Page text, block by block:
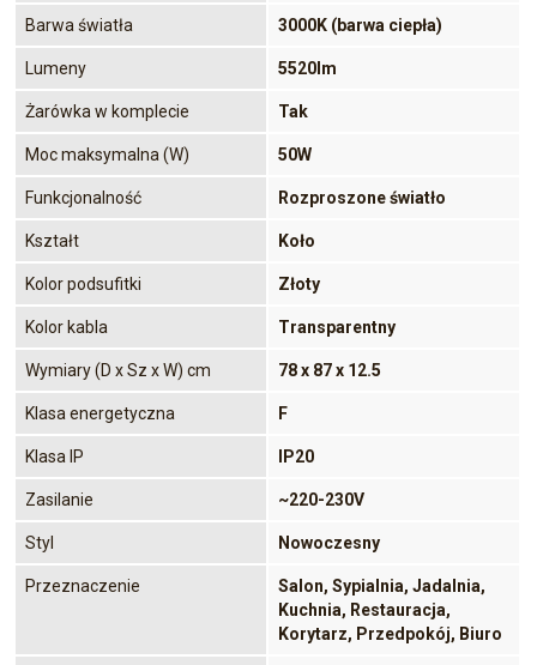
Barwa światła 3000K (barwa ciepła)
Lumeny 5520lm
Żarówka w komplecie Tak
Moc maksymalna (W) 50W
Funkcjonalność Rozproszone światło
Kształt Koło
Kolor podsufitki Złoty
Kolor kabla Transparentny
Wymiary (D x Sz x W) cm 78 x 87 x 12.5
Klasa energetyczna F
Klasa IP IP20
Zasilanie ~220-230V
Styl Nowoczesny
Przeznaczenie
Salon, Sypialnia, Jadalnia,
Kuchnia, Restauracja,
Korytarz, Przedpokój, Biuro